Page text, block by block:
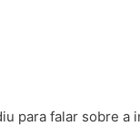
para falar sobre